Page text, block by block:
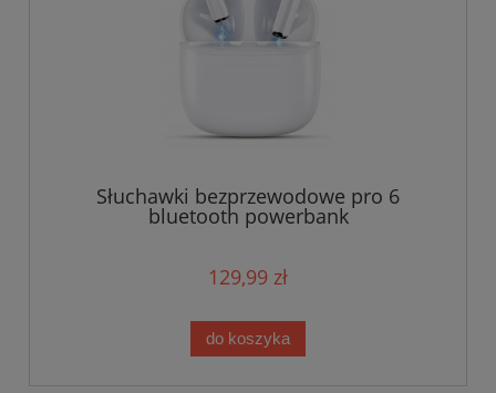
Słuchawki bezprzewodowe pro 6
bluetooth powerbank
129,99 zł
do koszyka